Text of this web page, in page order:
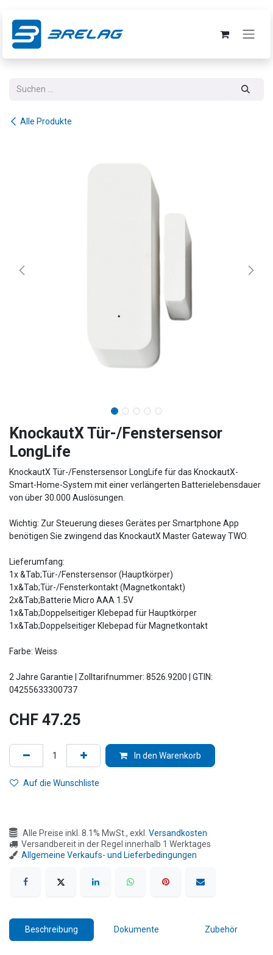
Alle Produkte
​​​​​​​​​​​​KnockautX Tür-/Fenstersensor
LongLife
KnockautX Tür-/Fenstersensor LongLife für das KnockautX-
Smart-Home-System mit einer verlängerten Batterielebensdauer
von über 30.000 Auslösungen.
Wichtig: Zur Steuerung dieses Gerätes per Smartphone App
benötigen Sie zwingend das KnockautX Master Gateway TWO.
Lieferumfang:
1x &Tab;Tür-/Fenstersensor (Hauptkörper)
1x&Tab;Tür-/Fensterkontakt (Magnetkontakt)
2x&Tab;Batterie Micro AAA 1.5V
1x&Tab;Doppelseitiger Klebepad für Hauptkörper
1x&Tab;Doppelseitiger Klebepad für Magnetkontakt
Farbe: Weiss
2 Jahre Garantie | Zolltarifnummer: 8526.9200 | GTIN:
04255633300737
CHF 47.25
In den Warenkorb
Auf die Wunschliste
Alle Preise inkl. 8.1% MwSt., exkl. Versandkosten
Versandbereit in der Regel innerhalb 1 Werktages
Allgemeine Verkaufs- und Lieferbedingungen
Beschreibung Dokumente Zubehör